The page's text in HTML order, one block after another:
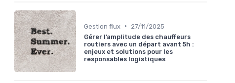
Gestion flux •
27/11/2025
Gérer l’amplitude des chauffeurs
routiers avec un départ avant 5h :
enjeux et solutions pour les
responsables logistiques